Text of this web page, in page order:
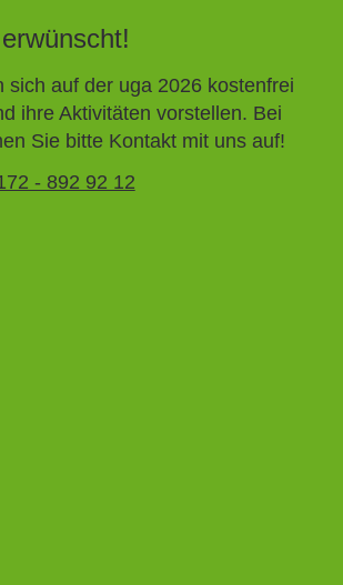
sich auf der uga 2026 kostenfrei
ihre Aktivitäten vorstellen. Bei
Sie bitte Kontakt mit uns auf!
- 892 92 12